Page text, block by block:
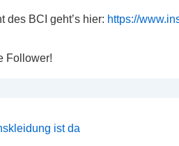
des BCI geht’s hier: https://
Follower!
ist da